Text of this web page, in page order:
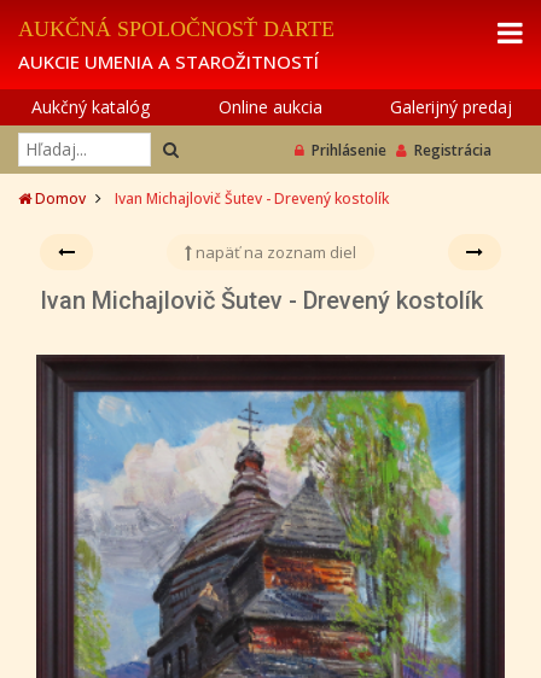
AUKČNÁ SPOLOČNOSŤ DARTE
AUKCIE UMENIA A STAROŽITNOSTÍ
Aukčný katalóg Online aukcia Galerijný predaj
Prihlásenie Registrácia
Domov Ivan Michajlovič Šutev - Drevený kostolík
napäť na zoznam diel
Ivan Michajlovič Šutev - Drevený kostolík